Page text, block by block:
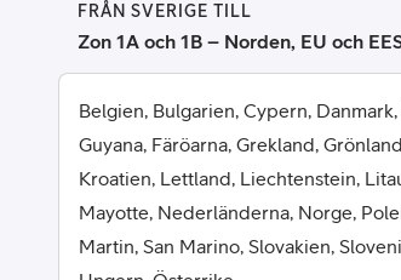
Hörlurar
Apple Watch
Samsung Galaxy Watch
Alla smartwatches
FRÅN SVERIGE TILL
Zon 1A och 1B – Norden, EU och
Belgien, Bulgarien, Cypern,
Guyana, Färöarna, Grekland,
Kroatien, Lettland, Liechtenstein,
Mayotte, Nederländerna, Norge,
Martin, San Marino, Slovakien,